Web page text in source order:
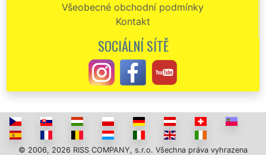
Stěhování posilovny v Českém Krumlově. Využili jsme služeb
společnosti EXTRA STĚHOVÁNÍ, a skutečně toho nelitujeme. Naprosto
super stěhovací servis. Všichni pracovníci byli skutečně skvělí.
Fotogalerie
Všeobecné obchodní podmínky
Kontakt
SOCIÁLNÍ SÍTĚ